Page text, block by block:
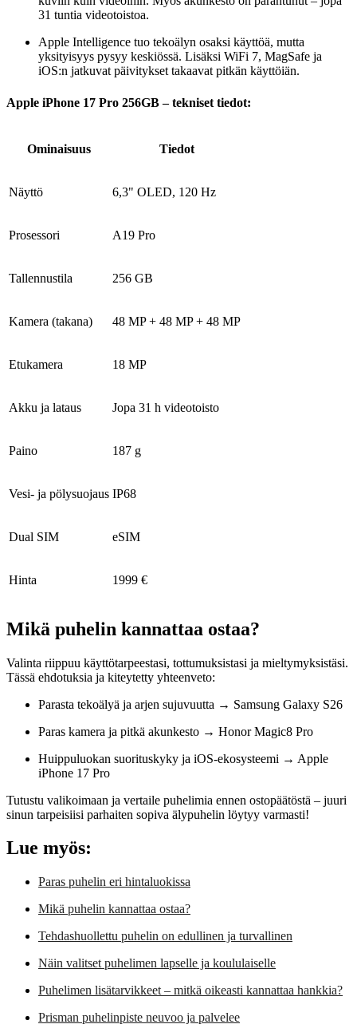
31 tuntia videotoistoa.
Apple Intelligence tuo tekoälyn osaksi käyttöä, mutta
yksityisyys pysyy keskiössä. Lisäksi WiFi 7, MagSafe ja
iOS:n jatkuvat päivitykset takaavat pitkän käyttöiän.
Apple iPhone 17 Pro 256GB – tekniset tiedot:
Ominaisuus Tiedot
Näyttö 6,3" OLED, 120 Hz
Prosessori A19 Pro
Tallennustila 256 GB
Kamera (takana) 48 MP + 48 MP + 48 MP
Etukamera 18 MP
Akku ja lataus Jopa 31 h videotoisto
Paino 187 g
Vesi- ja pölysuojaus IP68
Dual SIM eSIM
Hinta 1999 €
Mikä puhelin kannattaa ostaa?
Valinta riippuu käyttötarpeestasi, tottumuksistasi ja mieltymyksistäsi.
Tässä ehdotuksia ja kiteytetty yhteenveto:
Parasta tekoälyä ja arjen sujuvuutta → Samsung Galaxy S26
Paras kamera ja pitkä akunkesto → Honor Magic8 Pro
Huippuluokan suorituskyky ja iOS-ekosysteemi → Apple
iPhone 17 Pro
Tutustu valikoimaan ja vertaile puhelimia ennen ostopäätöstä – juuri
sinun tarpeisiisi parhaiten sopiva älypuhelin löytyy varmasti!
Lue myös:
Paras puhelin eri hintaluokissa
Mikä puhelin kannattaa ostaa?
Tehdashuollettu puhelin on edullinen ja turvallinen
Näin valitset puhelimen lapselle ja koululaiselle
Puhelimen lisätarvikkeet – mitkä oikeasti kannattaa hankkia?
Prisman puhelinpiste neuvoo ja palvelee